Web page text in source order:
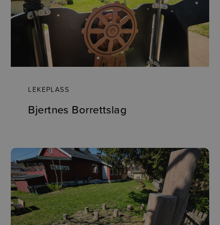
LEKEPLASS
Bjertnes Borrettslag